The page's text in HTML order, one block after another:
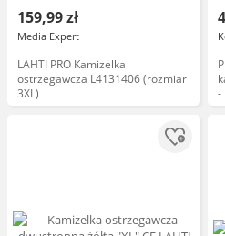
159,99 zł
Media Expert
LAHTI PRO Kamizelka
ostrzegawcza L4131406 (rozmiar
3XL)
-